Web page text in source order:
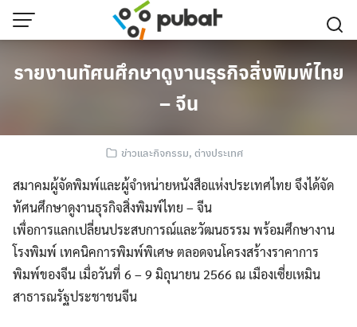
Skip
รายงานทัศนศึกษาดูงานธุรกิจสิ่งพิมพ์ไทย
– จีน
ข่าวและกิจกรรม, ต่างประเทศ
สมาคมผู้จัดพิมพ์และผู้จำหน่ายหนังสือแห่งประเทศไทย จึงได้จัด
ทัศนศึกษาดูงานธุรกิจสิ่งพิมพ์ไทย – จีน
เพื่อการแลกเปลี่ยนประสบการณ์และวัฒนธรรม พร้อมศึกษางาน
โรงพิมพ์ เทคนิคการพิมพ์พิเศษ ตลอดจนโครงสร้างราคาการ
พิมพ์ของจีน เมื่อวันที่ 6 – 9 มิถุนายน 2566 ณ เมืองเซี่ยเหมิน
สาธารณรัฐประชาชนจีน